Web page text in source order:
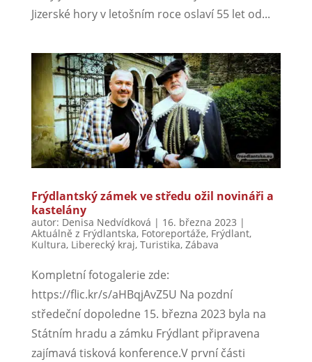
Jizerské hory v letošním roce oslaví 55 let od...
Frýdlantský zámek ve středu ožil novináři a
kastelány
autor: Denisa Nedvídková | 16. března 2023 |
Aktuálně z Frýdlantska, Fotoreportáže, Frýdlant,
Kultura, Liberecký kraj, Turistika, Zábava
Kompletní fotogalerie zde:
https://flic.kr/s/aHBqjAvZ5U Na pozdní
středeční dopoledne 15. března 2023 byla na
Státním hradu a zámku Frýdlant připravena
zajímavá tisková konference.V první části